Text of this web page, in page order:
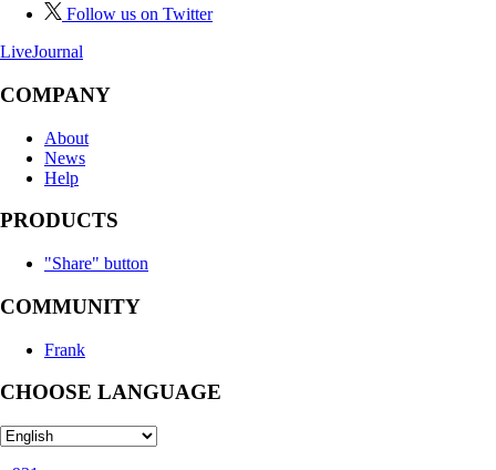
Follow us on Twitter
LiveJournal
COMPANY
About
News
Help
PRODUCTS
"Share" button
COMMUNITY
Frank
CHOOSE LANGUAGE